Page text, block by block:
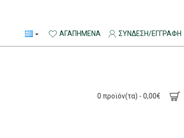
ΑΓΑΠΗΜΈΝΑ ΣΎΝΔΕΣΗ/ΕΓΓΡΑΦΉ
0 προϊόν(τα) - 0,00€